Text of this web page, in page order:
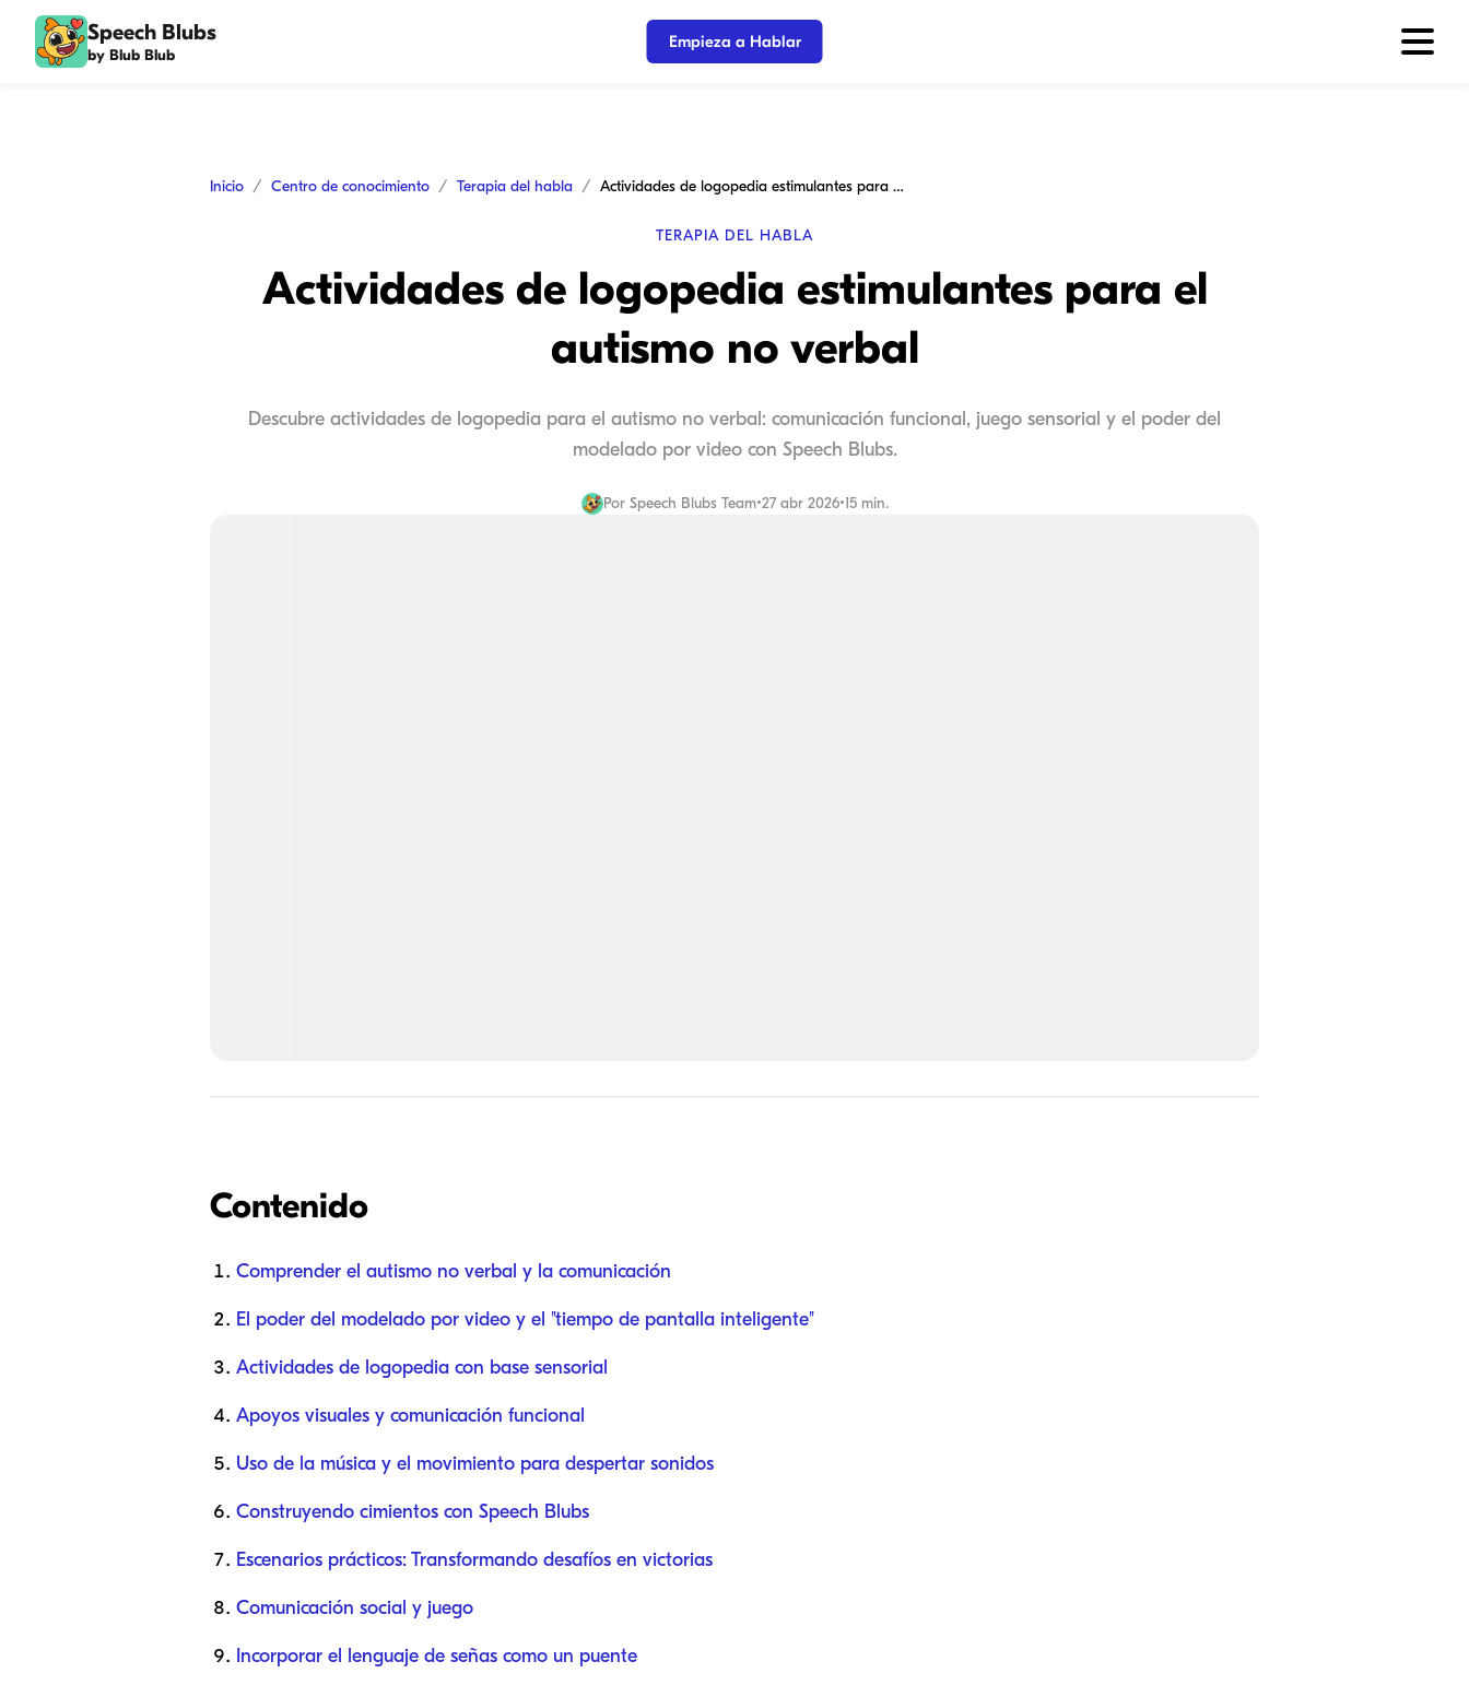
Speech Blubs
by Blub Blub
Empieza a Hablar
Inicio Centro de conocimiento Terapia del habla Actividades de logopedia estimulantes para el autismo no verbal
TERAPIA DEL HABLA
Actividades de logopedia estimulantes para el
autismo no verbal
Descubre actividades de logopedia para el autismo no verbal: comunicación funcional, juego sensorial y el poder del
modelado por video con Speech Blubs.
Por Speech Blubs Team•27 abr 2026•15 min.
Contenido
Comprender el autismo no verbal y la comunicación
El poder del modelado por video y el "tiempo de pantalla inteligente"
Actividades de logopedia con base sensorial
Apoyos visuales y comunicación funcional
Uso de la música y el movimiento para despertar sonidos
Construyendo cimientos con Speech Blubs
Escenarios prácticos: Transformando desafíos en victorias
Comunicación social y juego
Incorporar el lenguaje de señas como un puente